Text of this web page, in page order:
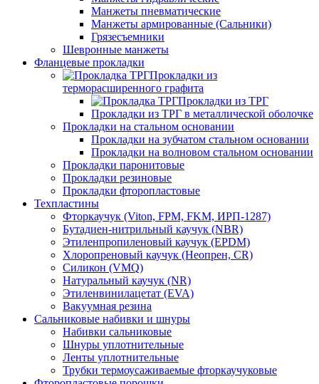
Манжеты пневматические
Манжеты армированные (Сальники)
Грязесъемники
Шевронные манжеты
Фланцевые прокладки
Прокладки из
терморасширенного графита
Прокладки из ТРГ
Прокладки из ТРГ в металлической оболочке
Прокладки на стальном основании
Прокладки на зубчатом стальном основании
Прокладки на волновом стальном основании
Прокладки паронитовые
Прокладки резиновые
Прокладки фторопластовые
Техпластины
Фторкаучук (Viton, FPM, FKM, ИРП-1287)
Бутадиен-нитрильный каучук (NBR)
Этиленпропиленовый каучук (EPDM)
Хлоропреновый каучук (Неопрен, CR)
Cиликон (VMQ)
Натуральный каучук (NR)
Этиленвинилацетат (EVA)
Вакуумная резина
Сальниковые набивки и шнуры
Набивки сальниковые
Шнуры уплотнительные
Ленты уплотнительные
Трубки термоусаживаемые фторкаучуковые